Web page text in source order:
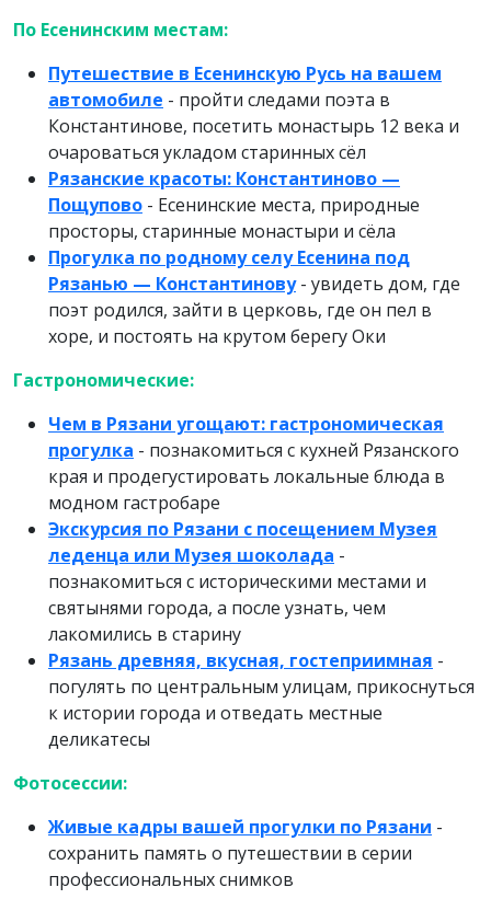
По Есенинским местам:
Путешествие в Есенинскую Русь на вашем
автомобиле - пройти следами поэта в
Константинове, посетить монастырь 12 века и
очароваться укладом старинных сёл
Рязанские красоты: Константиново —
Пощупово - Есенинские места, природные
просторы, старинные монастыри и сёла
Прогулка по родному селу Есенина под
Рязанью — Константинову- увидеть дом, где
поэт родился, зайти в церковь, где он пел в
хоре, и постоять на крутом берегу Оки
Гастрономические:
Чем в Рязани угощают: гастрономическая
прогулка - познакомиться с кухней Рязанского
края и продегустировать локальные блюда в
модном гастробаре
Экскурсия по Рязани с посещением Музея
леденца или Музея шоколада -
познакомиться с историческими местами и
святынями города, а после узнать, чем
лакомились в старину
Рязань древняя, вкусная, гостеприимная -
погулять по центральным улицам, прикоснуться
к истории города и отведать местные
деликатесы
Фотосессии:
Живые кадры вашей прогулки по Рязани -
сохранить память о путешествии в серии
профессиональных снимков